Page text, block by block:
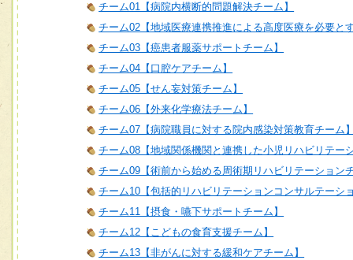
チーム01【病院内横断的問題解決チーム】
チーム02【地域医療連携推進による高度医療を必要と
チーム03【癌患者服薬サポートチーム】
チーム04【口腔ケアチーム】
チーム05【せん妄対策チーム】
チーム06【外来化学療法チーム】
チーム07【病院職員に対する院内感染対策教育チーム
チーム08【地域関係機関と連携した小児リハビリテー
チーム09【術前から始める周術期リハビリテーション
チーム10【包括的リハビリテーションコンサルテーシ
チーム11【摂食・嚥下サポートチーム】
チーム12【こどもの食育支援チーム】
チーム13【非がんに対する緩和ケアチーム】